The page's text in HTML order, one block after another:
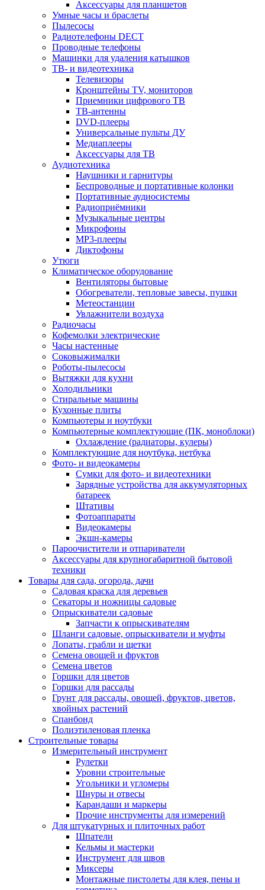
Аксессуары для планшетов
Умные часы и браслеты
Пылесосы
Радиотелефоны DECT
Проводные телефоны
Машинки для удаления катышков
ТВ- и видеотехника
Телевизоры
Кронштейны TV, мониторов
Приемники цифрового ТВ
ТВ-антенны
DVD-плееры
Универсальные пульты ДУ
Медиаплееры
Аксессуары для ТВ
Аудиотехника
Наушники и гарнитуры
Беспроводные и портативные колонки
Портативные аудиосистемы
Радиоприёмники
Музыкальные центры
Микрофоны
MP3-плееры
Диктофоны
Утюги
Климатическое оборудование
Вентиляторы бытовые
Обогреватели, тепловые завесы, пушки
Метеостанции
Увлажнители воздуха
Радиочасы
Кофемолки электрические
Часы настенные
Соковыжималки
Роботы-пылесосы
Вытяжки для кухни
Холодильники
Стиральные машины
Кухонные плиты
Компьютеры и ноутбуки
Компьютерные комплектующие (ПК, моноблоки)
Охлаждение (радиаторы, кулеры)
Комплектующие для ноутбука, нетбука
Фото- и видеокамеры
Сумки для фото- и видеотехники
Зарядные устройства для аккумуляторных
батареек
Штативы
Фотоаппараты
Видеокамеры
Экшн-камеры
Пароочистители и отпариватели
Аксессуары для крупногабаритной бытовой
техники
Товары для сада, огорода, дачи
Садовая краска для деревьев
Секаторы и ножницы садовые
Опрыскиватели садовые
Запчасти к опрыскивателям
Шланги садовые, опрыскиватели и муфты
Лопаты, грабли и щетки
Семена овощей и фруктов
Семена цветов
Горшки для цветов
Горшки для рассады
Грунт для рассады, овощей, фруктов, цветов,
хвойных растений
Спанбонд
Полиэтиленовая пленка
Строительные товары
Измерительный инструмент
Рулетки
Уровни строительные
Угольники и угломеры
Шнуры и отвесы
Карандаши и маркеры
Прочие инструменты для измерений
Для штукатурных и плиточных работ
Шпатели
Кельмы и мастерки
Инструмент для швов
Миксеры
Монтажные пистолеты для клея, пены и